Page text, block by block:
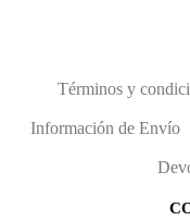
Términos y
Información de Envío